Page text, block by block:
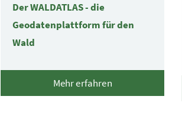
Der WALDATLAS - die
Geodatenplattform für den
Wald
Mehr erfahren